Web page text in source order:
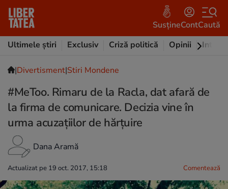
SusțineContCaută
Ultimele știri
Exclusiv Criză politică Opinii
|Divertisment|Stiri Mondene
#MeToo. Rimaru de la Racla, dat afară de
la firma de comunicare. Decizia vine în
urma acuzațiilor de hărțuire
Dana Aramă
Actualizat pe 19 oct. 2017, 15:18 Comentează